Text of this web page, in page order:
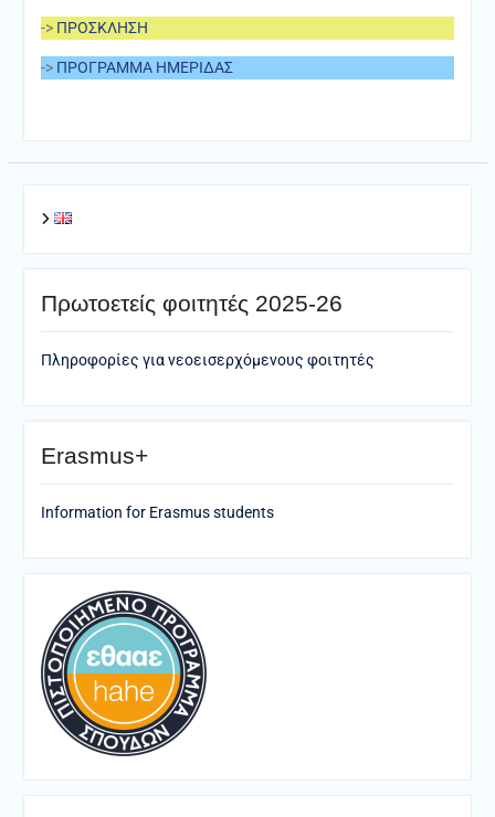
-> ΠΡΟΣΚΛΗΣΗ
-> ΠΡΟΓΡΑΜΜΑ ΗΜΕΡΙΔΑΣ
Πρωτοετείς φοιτητές 2025-26
Πληροφορίες για νεοεισερχόμενους φοιτητές
Erasmus+
Information for Erasmus students